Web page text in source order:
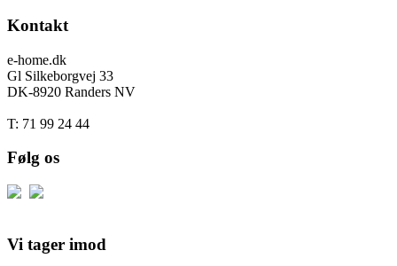
Kontakt
e-home.dk
Gl Silkeborgvej 33
DK-8920 Randers NV
T: 71 99 24 44
Følg os
Vi tager imod